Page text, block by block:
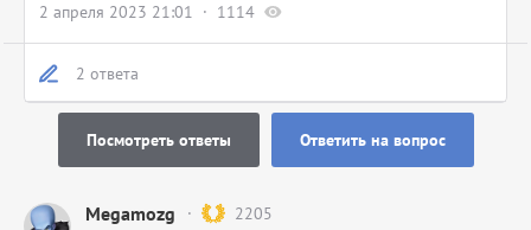
2 апреля 2023 21:01
1114
2 ответа
Посмотреть ответы Ответить на вопрос
Megamozg 2205